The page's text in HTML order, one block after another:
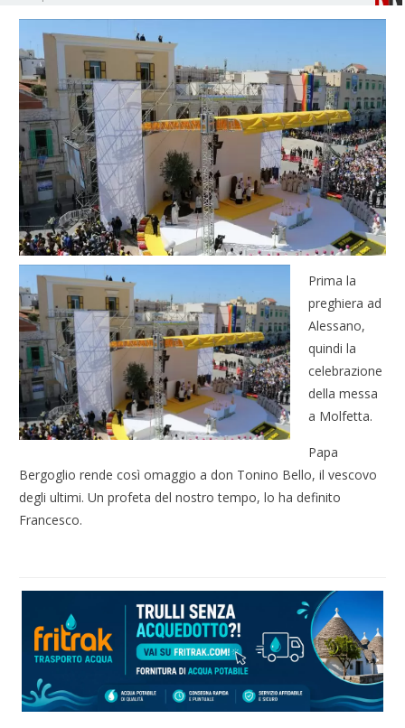
Prima la
preghiera ad
Alessano,
quindi la
celebrazione
della messa
a Molfetta.
Papa
Bergoglio rende così omaggio a don Tonino Bello, il vescovo
degli ultimi. Un profeta del nostro tempo, lo ha definito
Francesco.